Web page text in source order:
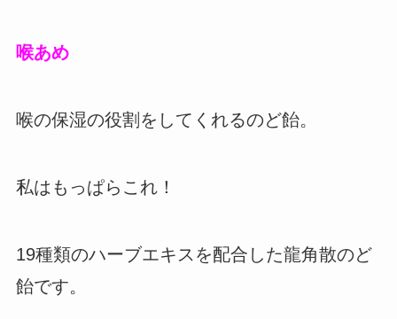
喉あめ
喉の保湿の役割をしてくれるのど飴。
私はもっぱらこれ！
19種類のハーブエキスを配合した龍角散のど
飴です。